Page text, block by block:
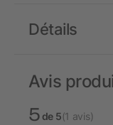
Détails
Avis
5de 5(1 avis)